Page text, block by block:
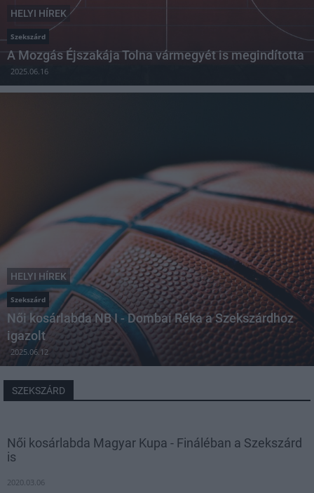
HELYI HÍREK
Szekszárd
A Mozgás Éjszakája Tolna vármegyét is megindította
2025.06.16
HELYI HÍREK
Szekszárd
Női kosárlabda NB I - Dombai Réka a Szekszárdhoz
igazolt
2025.06.12
SZEKSZÁRD
Női kosárlabda Magyar Kupa - Fináléban a Szekszárd
is
2020.03.06